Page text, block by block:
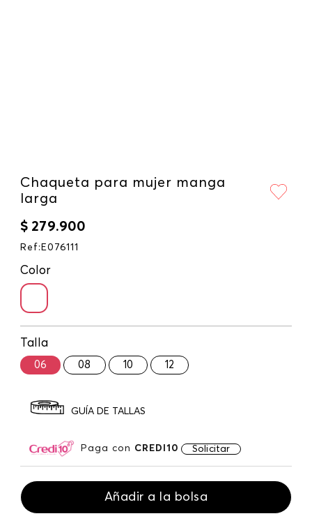
Chaqueta para mujer manga
larga
$ 279.900
Ref : E076111
Color
Talla
06 08 10 12
GUÍA DE TALLAS
Paga con CREDI10 Solicitar
Añadir a la bolsa